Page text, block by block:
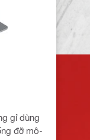
gỉ dùng
đỡ mô-